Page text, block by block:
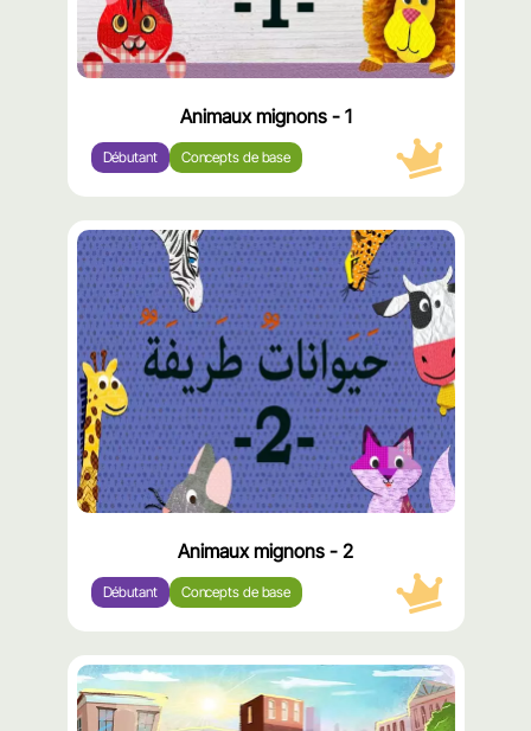
Animaux mignons - 1
Débutant Concepts de base
محتوى
مميّز
Animaux mignons - 2
Débutant Concepts de base
محتوى
مميّز